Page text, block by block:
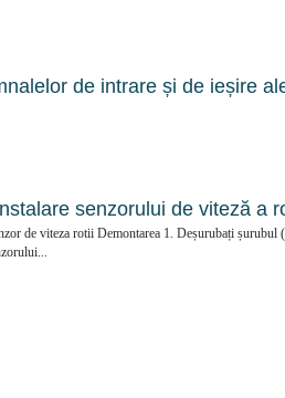
de intrare și de ieșire
senzorului de viteză a
de viteza rotii Demontarea 1. Deșurubați șurubul